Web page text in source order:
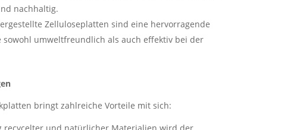
nachhaltig.
Zelluloseplatten sind eine hervorragende
umweltfreundlich als auch effektiv bei der
bringt zahlreiche Vorteile mit sich: